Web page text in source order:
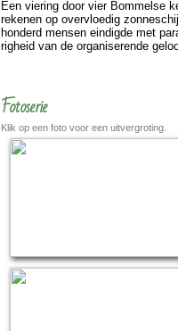
Een vie­ring door vier Bommelse
rekenen op over­vloe­dig
hon­derd mensen ein­digde met
rig­heid van de or­ga­ni­se­rende
Fotoserie
Klik op een foto voor een uitvergroting.